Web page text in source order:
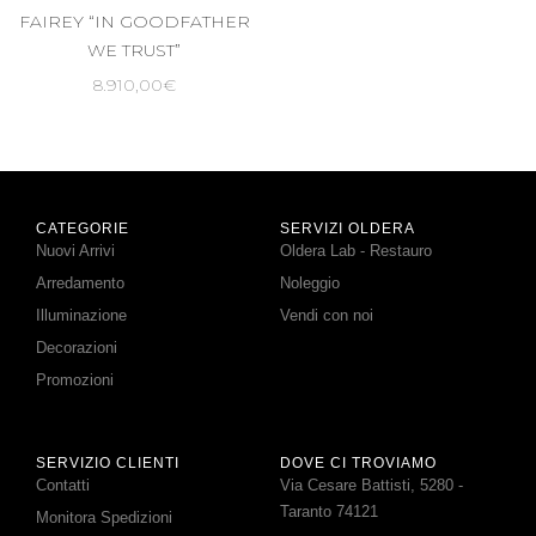
OUT
FAIREY “IN GOODFATHER
WE TRUST”
8.910,00€
CATEGORIE
Nuovi Arrivi
Arredamento
Illuminazione
Decorazioni
Promozioni
SERVIZI OLDERA
Oldera Lab - Restauro
Noleggio
Vendi con noi
SERVIZIO CLIENTI
Contatti
Monitora Spedizioni
DOVE CI TROVIAMO
Via Cesare Battisti, 5280 -
Taranto 74121